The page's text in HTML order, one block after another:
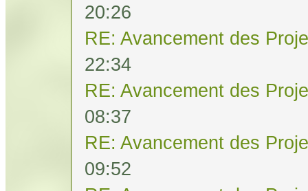
20:26
RE: Avancement des
22:34
RE: Avancement des
08:37
RE: Avancement des
09:52